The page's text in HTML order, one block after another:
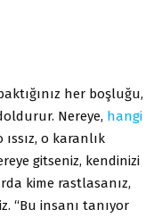
her boşluğu,
Nereye, hangi
o karanlık
gitseniz, kendinizi
kime rastlasanız,
“Bu insanı tanıyor